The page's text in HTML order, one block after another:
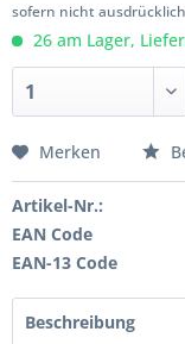
sofern nicht
26 am Lager,
Merken
Artikel-Nr.:
EAN Code
EAN-13 Code
Beschreibung